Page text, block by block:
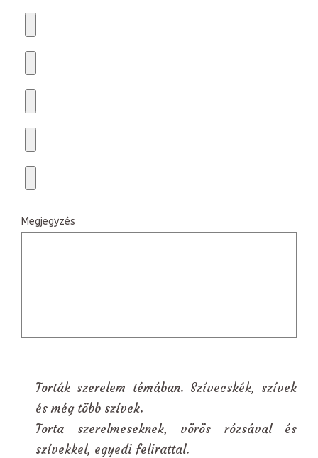
Megjegyzés
Torták szerelem témában. Szívecskék, szívek
és még több szívek.
Torta szerelmeseknek, vörös rózsával és
szívekkel, egyedi felirattal.